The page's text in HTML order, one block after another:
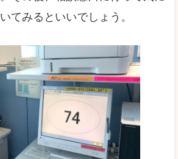
てみるといいでしょう。